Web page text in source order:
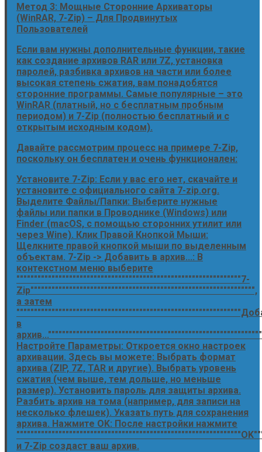
Метод 3: Мощные Сторонние Архиваторы
(WinRAR, 7-Zip) – Для Продвинутых
Пользователей
Если вам нужны дополнительные функции, такие
как создание архивов RAR или 7Z, установка
паролей, разбивка архивов на части или более
высокая степень сжатия, вам понадобятся
сторонние программы. Самые популярные – это
WinRAR (платный, но с бесплатным пробным
периодом) и 7-Zip (полностью бесплатный и с
открытым исходным кодом).
Давайте рассмотрим процесс на примере 7-Zip,
поскольку он бесплатен и очень функционален:
Установите 7-Zip: Если у вас его нет, скачайте и
установите с официального сайта 7-zip.org.
Выделите Файлы/Папки: Выберите нужные
файлы или папки в Проводнике (Windows) или
Finder (macOS, с помощью сторонних утилит или
через Wine). Клик Правой Кнопкой Мыши:
Щелкните правой кнопкой мыши по выделенным
объектам. 7-Zip -> Добавить в архив...: В
контекстном меню выберите
""""""""""""""""""""""""""""""""""""""""""""""""""""""""""""""""7-
Zip"""""""""""""""""""""""""""""""""""""""""""""""""""""""""""""""",
а затем
в
Настройте Параметры: Откроется окно настроек
архивации. Здесь вы можете: Выбрать формат
архива (ZIP, 7Z, TAR и другие). Выбрать уровень
сжатия (чем выше, тем дольше, но меньше
размер). Установить пароль для защиты архива.
Разбить архив на тома (например, для записи на
несколько флешек). Указать путь для сохранения
архива. Нажмите OK: После настройки нажмите
и 7-Zip создаст ваш архив.